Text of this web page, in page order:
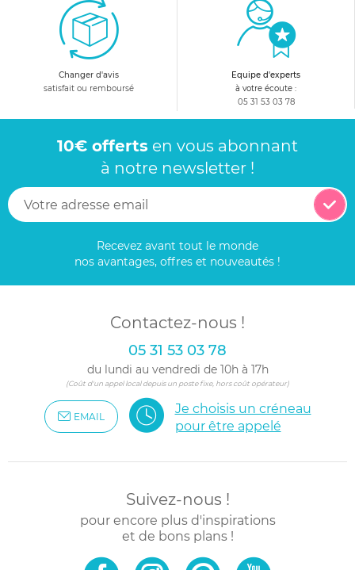
Changer d'avis
satisfait ou remboursé
Equipe d'experts
à votre écoute :
05 31 53 03 78
10€ offerts en vous abonnant
à notre newsletter !
Recevez avant tout le monde
nos avantages, offres et nouveautés !
Contactez-nous !
05 31 53 03 78
du lundi au vendredi de 10h à 17h
(Coût d'un appel local depuis un poste fixe, hors coût opérateur)
EMAIL
Je choisis un créneau
pour être appelé
Suivez-nous !
pour encore plus d'inspirations
et de bons plans !